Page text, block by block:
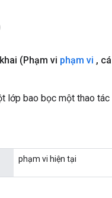
(Phạm vi phạm vi ,
lớp bao bọc một thao
phạm vi hiện tại